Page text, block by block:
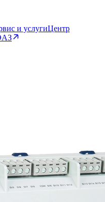
и услугиЦентр